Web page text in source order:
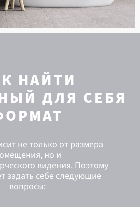
НАЙТИ
ДЛЯ СЕБЯ
не только от размера
но и
видения. Поэтому
задать себе следующие
вопросы: